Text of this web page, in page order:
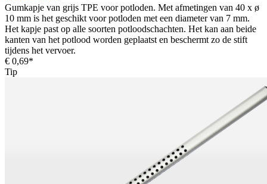
Gumkapje van grijs TPE voor potloden. Met afmetingen van 40 x ø
10 mm is het geschikt voor potloden met een diameter van 7 mm.
Het kapje past op alle soorten potloodschachten. Het kan aan beide
kanten van het potlood worden geplaatst en beschermt zo de stift
tijdens het vervoer.
€ 0,69*
Tip